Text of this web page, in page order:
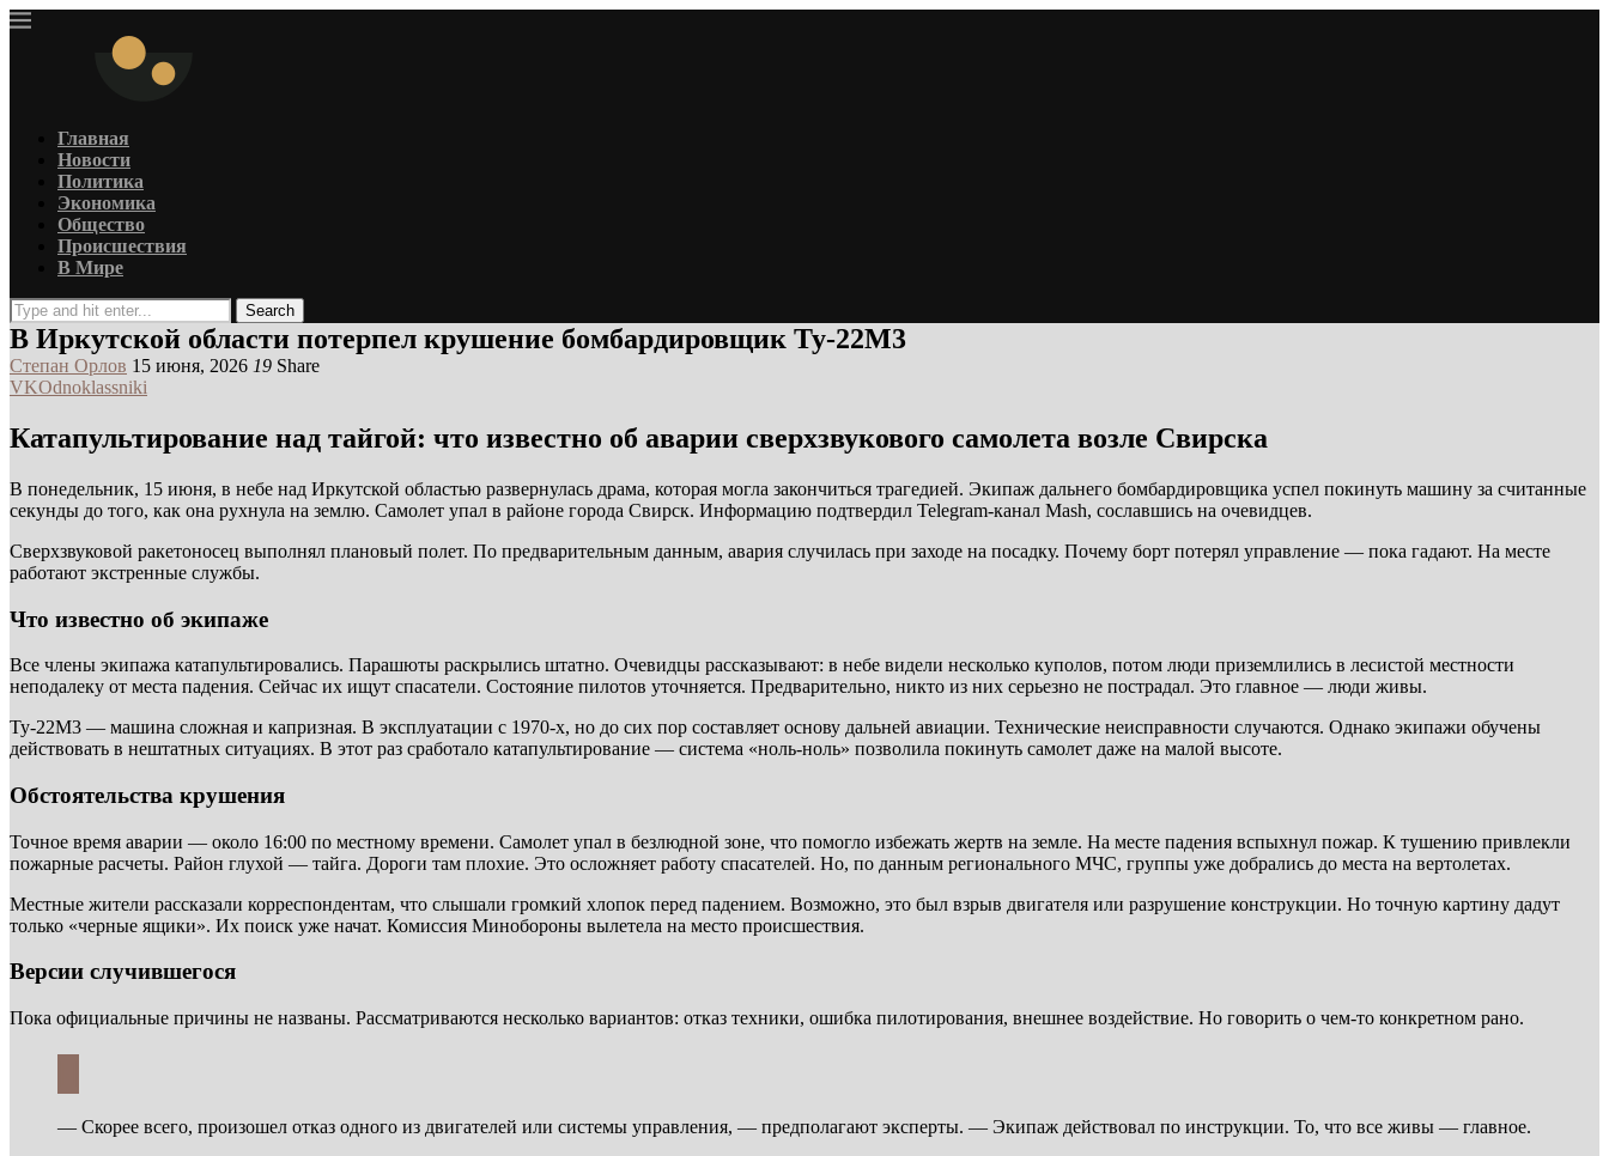
Главная
Новости
Политика
Экономика
Общество
Происшествия
В Мире
Search
В Иркутской области потерпел крушение бомбардировщик Ту-22М3
Степан Орлов 15 июня, 2026 19 Share
VKOdnoklassniki
Катапультирование над тайгой: что известно об аварии сверхзвукового самолета возле Свирска
В понедельник, 15 июня, в небе над Иркутской областью развернулась драма, которая могла закончиться трагедией. Экипаж дальнего бомбардировщика успел покинуть машину за считанные
секунды до того, как она рухнула на землю. Самолет упал в районе города Свирск. Информацию подтвердил Telegram-канал Mash, сославшись на очевидцев.
Сверхзвуковой ракетоносец выполнял плановый полет. По предварительным данным, авария случилась при заходе на посадку. Почему борт потерял управление — пока гадают. На месте
работают экстренные службы.
Что известно об экипаже
Все члены экипажа катапультировались. Парашюты раскрылись штатно. Очевидцы рассказывают: в небе видели несколько куполов, потом люди приземлились в лесистой местности
неподалеку от места падения. Сейчас их ищут спасатели. Состояние пилотов уточняется. Предварительно, никто из них серьезно не пострадал. Это главное — люди живы.
Ту-22М3 — машина сложная и капризная. В эксплуатации с 1970-х, но до сих пор составляет основу дальней авиации. Технические неисправности случаются. Однако экипажи обучены
действовать в нештатных ситуациях. В этот раз сработало катапультирование — система «ноль-ноль» позволила покинуть самолет даже на малой высоте.
Обстоятельства крушения
Точное время аварии — около 16:00 по местному времени. Самолет упал в безлюдной зоне, что помогло избежать жертв на земле. На месте падения вспыхнул пожар. К тушению привлекли
пожарные расчеты. Район глухой — тайга. Дороги там плохие. Это осложняет работу спасателей. Но, по данным регионального МЧС, группы уже добрались до места на вертолетах.
Местные жители рассказали корреспондентам, что слышали громкий хлопок перед падением. Возможно, это был взрыв двигателя или разрушение конструкции. Но точную картину дадут
только «черные ящики». Их поиск уже начат. Комиссия Минобороны вылетела на место происшествия.
Версии случившегося
Пока официальные причины не названы. Рассматриваются несколько вариантов: отказ техники, ошибка пилотирования, внешнее воздействие. Но говорить о чем-то конкретном рано.
— Скорее всего, произошел отказ одного из двигателей или системы управления, — предполагают эксперты. — Экипаж действовал по инструкции. То, что все живы — главное.